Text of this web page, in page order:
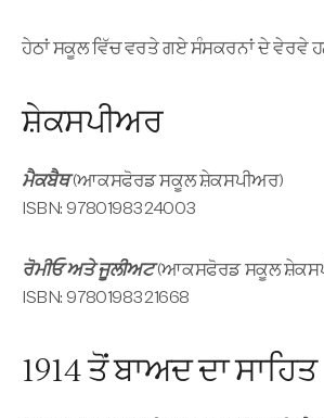
ਹੇਠਾਂ ਸਕੂਲ ਵਿੱਚ ਵਰਤੇ ਗਏ ਸੰਸਕਰਨਾਂ ਦੇ ਵੇਰਵੇ
ਸ਼ੇਕਸਪੀਅਰ
ਮੈਕਬੈਥ(ਆਕਸਫੋਰਡ ਸਕੂਲ ਸ਼ੇਕਸਪੀਅਰ)
ISBN: 9780198324003
ਰੋਮੀਓ ਅਤੇ ਜੂਲੀਅਟ(ਆਕਸਫੋਰਡ ਸਕੂਲ
ISBN: 9780198321668
1914 ਤੋਂ ਬਾਅਦ ਦਾ ਸਾਹਿਤ